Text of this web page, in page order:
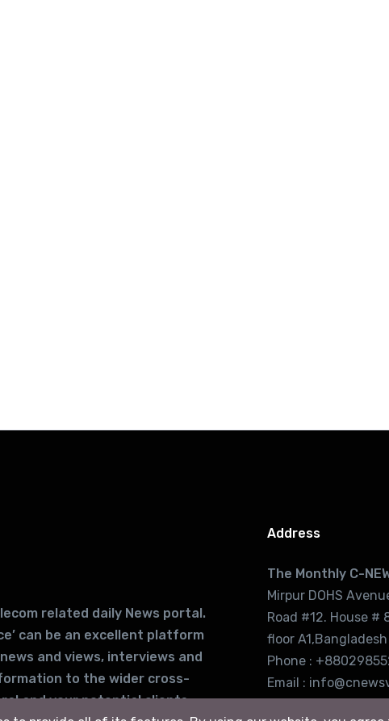
related daily News portal.
can be an excellent platform
and views, interviews and
to the wider cross-
and your potential clients
Address
The Monthly C-
Mirpur DOHS
Road #12. House #
floor A1,Bangladesh
Phone :
Email :